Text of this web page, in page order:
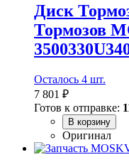
Диск
Тормозов
Осталось 4 шт.
7 801 ₽
Готов к отправке:
В корзину
Оригинал